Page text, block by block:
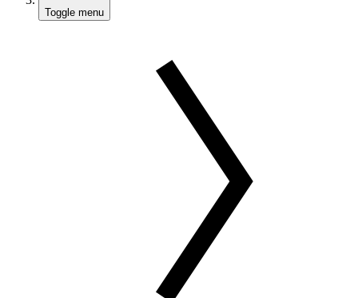
Toggle menu